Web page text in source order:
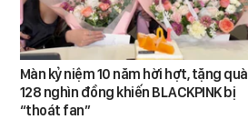
Màn kỷ niệm 10 năm hời hợt, tặng quà
128 nghìn đồng khiến BLACKPINK bị
“thoát fan”